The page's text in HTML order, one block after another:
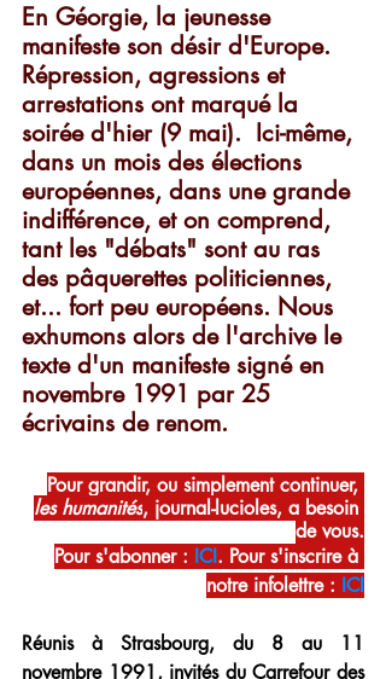
En Géorgie, la jeunesse
manifeste son désir d'Europe.
Répression, agressions et
arrestations ont marqué la
soirée d'hier (9 mai).  Ici-même,
dans un mois des élections
européennes, dans une grande
indifférence, et on comprend,
tant les "débats" sont au ras
des pâquerettes politiciennes,
et... fort peu européens. Nous
exhumons alors de l'archive le
texte d'un manifeste signé en
novembre 1991 par 25
écrivains de renom.
Pour grandir, ou simplement continuer,
les humanités, journal-lucioles, a besoin
de vous.
Pour s'abonner : ICI. Pour s'inscrire à
notre infolettre : ICI
Réunis à Strasbourg, du 8 au 11
novembre 1991, invités du Carrefour des